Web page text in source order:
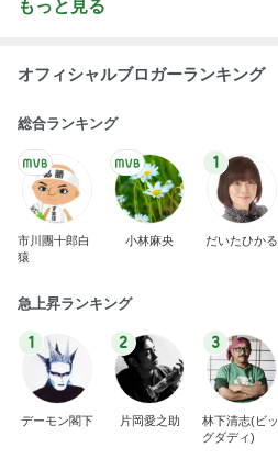
もっと見る
オフィシャルブロガーランキング
総合ランキング
市川團十郎白
猿
小林麻央
1
だいたひかる
急上昇ランキング
1
デーモン閣下
2
片岡愛之助
3
林下清志(ビッ
グダディ)